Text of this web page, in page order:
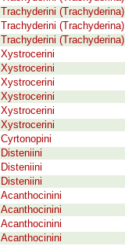
Trachyderini (Trachyderina)
Trachyderini (Trachyderina)
Trachyderini (Trachyderina)
Xystrocerini
Xystrocerini
Xystrocerini
Xystrocerini
Xystrocerini
Xystrocerini
Cyrtonopini
Disteniini
Disteniini
Disteniini
Acanthocinini
Acanthocinini
Acanthocinini
Acanthocinini